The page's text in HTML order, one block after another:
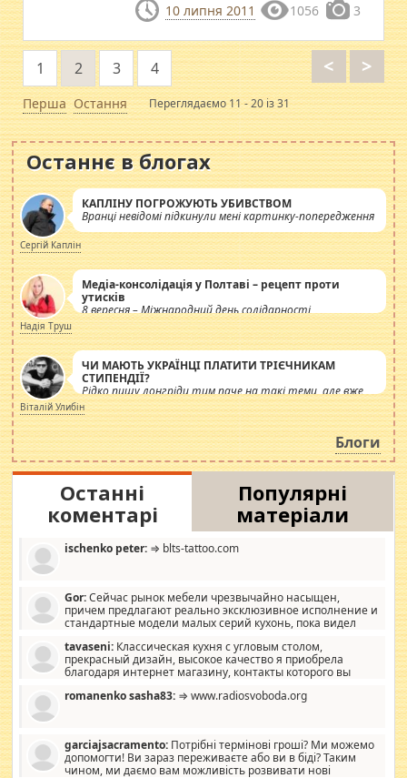
10 липня 2011 1056 3
Перша
<
1 2 3 4 >
Остання Переглядаємо 11 - 20 із 31
Останнє в блогах
КАПЛІНУ ПОГРОЖУЮТЬ УБИВСТВОМ
Вранці невідомі підкинули мені картинку-попередження
Сергій Каплін
Медіа-консолідація у Полтаві – рецепт проти
утисків
8 вересня – Міжнародний день солідарності
журналістів.
Надія Труш
ЧИ МАЮТЬ УКРАЇНЦІ ПЛАТИТИ ТРІЄЧНИКАМ
СТИПЕНДІЇ?
Рідко пишу лонгріди тим паче на такі теми, але вже
просто дістало! Обурюють сьогоднішні інсенуації
навколо стипендіального питання. Штучно
роздувається ще одна соціальна катастрофа.
Віталій Улибін
Блоги
Останні
коментарі
Популярні
матеріали
ischenko peter: ⇒ blts-tattoo.com
Gor:Сейчас рынок мебели чрезвычайно насыщен,
причем предлагают реально эксклюзивное исполнение и
стандартные модели малых серий кухонь, пока видел
стандартные формы, в MebelOk, креативненько и что главное -
со вкусом все в порядке, без ненужных наворотов удорожающих
мебель, а это не последний фактор.
tavaseni: Классическая кухня с угловым столом,
прекрасный дизайн, высокое качество я приобрела
благодаря интернет магазину, контакты которого вы
romanenko sasha83: ⇒ www.radiosvoboda.org
garciajsacramento: Потрібні термінові гроші? Ми можемо
допомогти! Ви зараз переживаєте або ви в біді? Таким
чином, ми даємо вам можливість розвивати нові